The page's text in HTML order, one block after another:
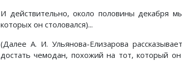
И действительно, около половины декабря
которых он столовался)...
(Далее А. И. Ульянова-Елизарова
достать чемодан, похожий на тот, который